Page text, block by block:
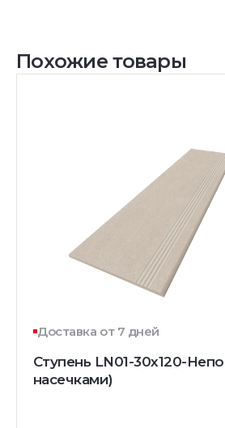
Похожие товары
Доставка от 7 дней
Ступень LN01-30x120-
насечками)